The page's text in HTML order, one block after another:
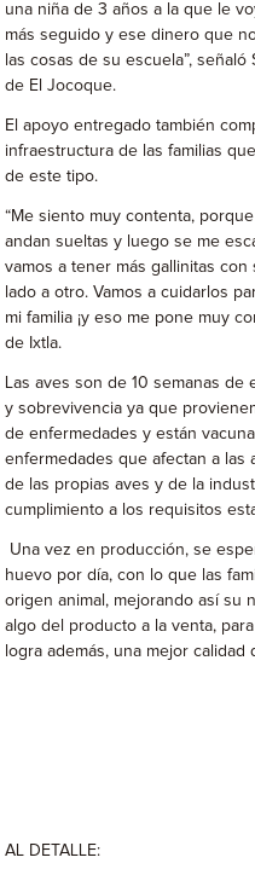
una niña de 3 años a la que le
más seguido y ese dinero que
las cosas de su escuela”,
de El Jocoque.
El apoyo entregado también
infraestructura de las familias
de este tipo.
“Me siento muy contenta,
andan sueltas y luego se me
vamos a tener más gallinitas
lado a otro. Vamos a cuidarlos
mi familia ¡y eso me pone muy
de Ixtla.
Las aves son de 10 semanas de
y sobrevivencia ya que
de enfermedades y están
enfermedades que afectan a las
de las propias aves y de la
cumplimiento a los requisitos
Una vez en producción, se
huevo por día, con lo que las
origen animal, mejorando así su
algo del producto a la venta,
logra además, una mejor
AL DETALLE: